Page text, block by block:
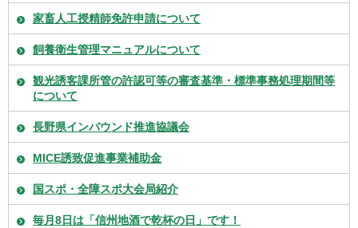
家畜人工授精師免許申請について
飼養衛生管理マニュアルについて
観光誘客課所管の許認可等の審査基準・標準事務処理期間等
について
長野県インバウンド推進協議会
MICE誘致促進事業補助金
国スポ・全障スポ大会局紹介
毎月8日は「信州地酒で乾杯の日」です！